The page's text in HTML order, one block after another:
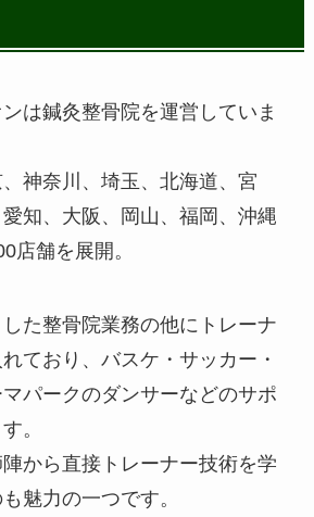
は鍼灸整骨院を運営していま
神奈川、埼玉、北海道、宮
知、大阪、岡山、福岡、沖縄
店舗を展開。
た整骨院業務の他にトレーナ
ており、バスケ・サッカー・
パークのダンサーなどのサポ
。
から直接トレーナー技術を学
魅力の一つです。